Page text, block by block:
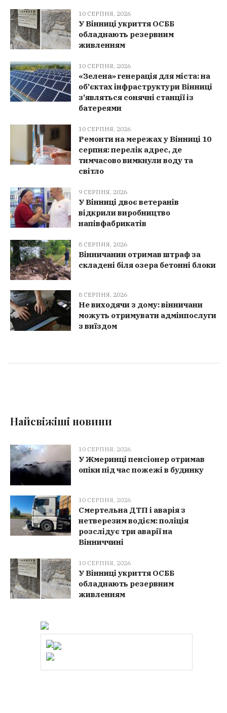
10 СЕРПНЯ, 2026
У Вінниці укриття ОСББ
обладнають резервним
живленням
10 СЕРПНЯ, 2026
«Зелена» генерація для міста: на
об’єктах інфраструктури Вінниці
з’являться сонячні станції із
батереями
10 СЕРПНЯ, 2026
Ремонти на мережах у Вінниці 10
серпня: перелік адрес, де
тимчасово вимкнули воду та
світло
9 СЕРПНЯ, 2026
У Вінниці двоє ветеранів
відкрили виробництво
напівфабрикатів
8 СЕРПНЯ, 2026
Вінничанин отримав штраф за
складені біля озера бетонні блоки
8 СЕРПНЯ, 2026
Не виходячи з дому: вінничани
можуть отримувати адмінпослуги
з виїздом
Найсвіжіші новини
10 СЕРПНЯ, 2026
У Жмеринці пенсіонер отримав
опіки під час пожежі в будинку
10 СЕРПНЯ, 2026
Смертельна ДТП і аварія з
нетверезим водієм: поліція
розслідує три аварії на
Вінниччині
10 СЕРПНЯ, 2026
У Вінниці укриття ОСББ
обладнають резервним
живленням